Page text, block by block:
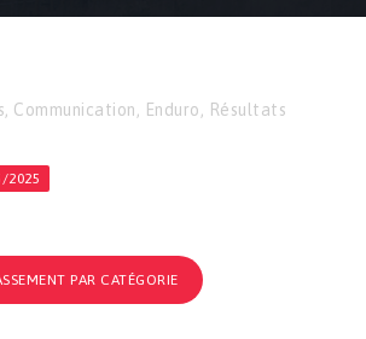
Communication Enduro
Résultats
2025
PAR CATÉGORIE